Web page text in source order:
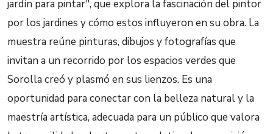
jardín para pintar", que explora la fascinación del pintor
por los jardines y cómo estos influyeron en su obra. La
muestra reúne pinturas, dibujos y fotografías que
invitan a un recorrido por los espacios verdes que
Sorolla creó y plasmó en sus lienzos. Es una
oportunidad para conectar con la belleza natural y la
maestría artística, adecuada para un público que valora